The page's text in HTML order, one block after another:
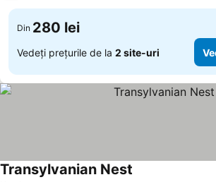
Din 280 lei
Vedeți prețurile de la 2 site-uri
Transylvanian Nest